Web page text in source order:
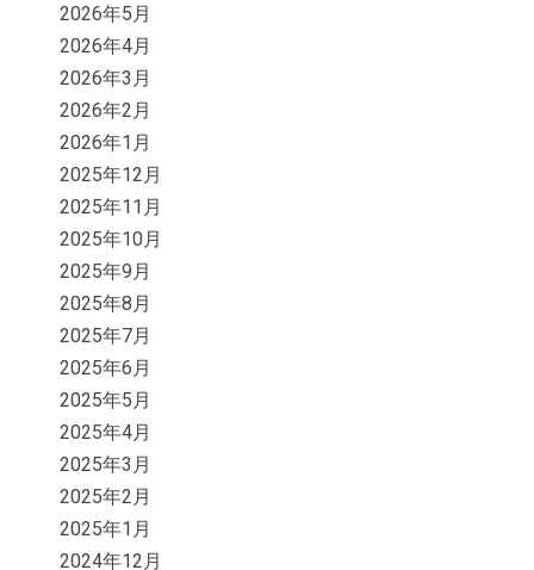
2026年5月
2026年4月
2026年3月
2026年2月
2026年1月
2025年12月
2025年11月
2025年10月
2025年9月
2025年8月
2025年7月
2025年6月
2025年5月
2025年4月
2025年3月
2025年2月
2025年1月
2024年12月